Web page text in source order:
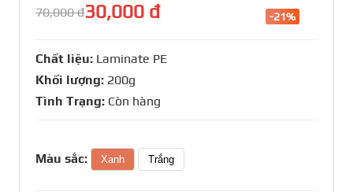
70,000 đ30,000 đ -21%
Chất liệu: Laminate PE
Khối lượng: 200g
Tình Trạng: Còn hàng
Màu sắc: Xanh Trắng